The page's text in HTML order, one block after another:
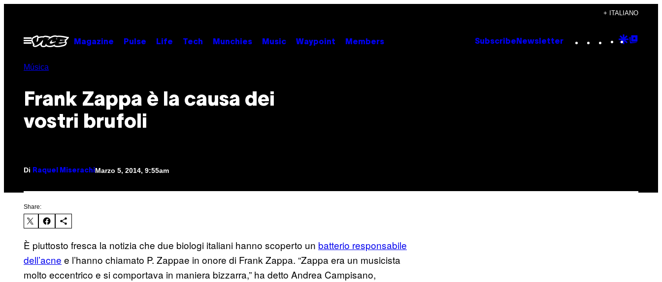
contenuto
+ ITALIANO
Apri
Magazine Pulse Life Tech Munchies Music Waypoint Members Subscribe Newsletter Instagram
TikTok
YouTube
Google
Música
Frank Zappa è la causa dei
vostri brufoli
Di Raquel Miserachi Marzo 5, 2014, 9:55am
Share:
È piuttosto fresca la notizia che due biologi italiani hanno scoperto un batterio responsabile
dell’acne e l’hanno chiamato P. Zappae in onore di Frank Zappa. “Zappa era un musicista
molto eccentrico e si comportava in maniera bizzarra,” ha detto Andrea Campisano,